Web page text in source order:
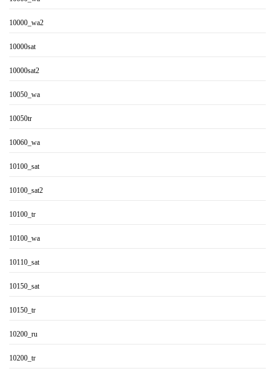
10000_wa2
10000sat
10000sat2
10050_wa
10050tr
10060_wa
10100_sat
10100_sat2
10100_tr
10100_wa
10110_sat
10150_sat
10150_tr
10200_ru
10200_tr